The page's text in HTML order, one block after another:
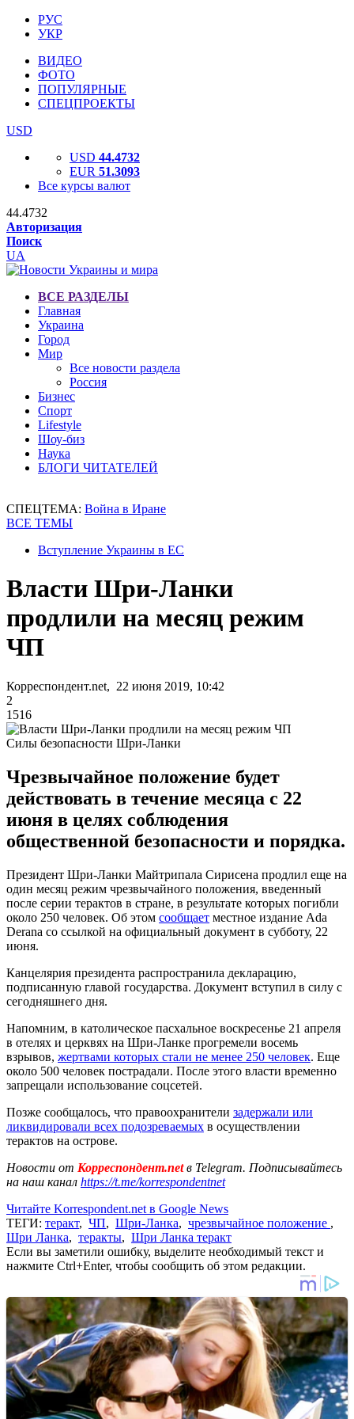
РУС
УКР
ВИДЕО
ФОТО
ПОПУЛЯРНЫЕ
СПЕЦПРОЕКТЫ
USD
USD 44.4732
EUR 51.3093
Все курсы валют
44.4732
Авторизация
Поиск
UA
ВСЕ РАЗДЕЛЫ
Главная
Украина
Город
Мир
Все новости раздела
Россия
Бизнес
Спорт
Lifestyle
Шоу-биз
Наука
БЛОГИ ЧИТАТЕЛЕЙ
СПЕЦТЕМА: Война в Иране
ВСЕ ТЕМЫ
Вступление Украины в ЕС
Власти Шри-Ланки
продлили на месяц режим
ЧП
Корреспондент.net, 22 июня 2019, 10:42
2
1516
Силы безопасности Шри-Ланки
Чрезвычайное положение будет
действовать в течение месяца с 22
июня в целях соблюдения
общественной безопасности и порядка.
Президент Шри-Ланки Майтрипала Сирисена продлил еще на
один месяц режим чрезвычайного положения, введенный
после серии терактов в стране, в результате которых погибли
около 250 человек. Об этом сообщает местное издание Ada
Derana со ссылкой на официальный документ в субботу, 22
июня.
Канцелярия президента распространила декларацию,
подписанную главой государства. Документ вступил в силу с
сегодняшнего дня.
Напомним, в католическое пасхальное воскресенье 21 апреля
в отелях и церквях на Шри-Ланке прогремели восемь
взрывов, жертвами которых стали не менее 250 человек. Еще
около 500 человек пострадали. После этого власти временно
запрещали использование соцсетей.
Позже сообщалось, что правоохранители задержали или
ликвидировали всех подозреваемых в осуществлении
терактов на острове.
Новости от Корреспондент.netв Telegram. Подписывайтесь
на наш канал https://t.me/korrespondentnet
Читайте Korrespondent.net в Google News
ТЕГИ: теракт, ЧП, Шри-Ланка, чрезвычайное положение ,
Шри Ланка, теракты, Шри Ланка теракт
Если вы заметили ошибку, выделите необходимый текст и
нажмите Ctrl+Enter, чтобы сообщить об этом редакции.